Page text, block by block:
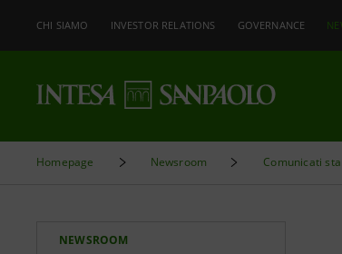
CHI SIAMO INVESTOR RELATIONS GOVERNANCE
Homepage Newsroom Comunicati
NEWSROOM